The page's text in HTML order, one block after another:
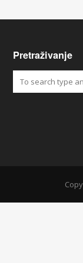
Pretraživanje